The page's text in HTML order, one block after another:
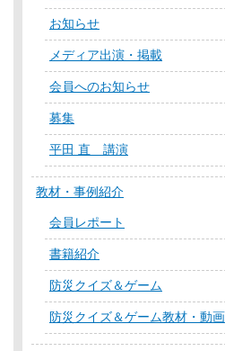
お知らせ
メディア出演・掲載
会員へのお知らせ
募集
平田 直 講演
教材・事例紹介
会員レポート
書籍紹介
防災クイズ＆ゲーム
防災クイズ＆ゲーム教材・動画